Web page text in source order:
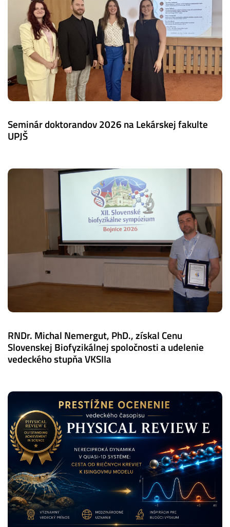
Seminár doktorandov 2026 na Lekárskej fakulte
UPJŠ
RNDr. Michal Nemergut, PhD., získal Cenu
Slovenskej Biofyzikálnej spoločnosti a udelenie
vedeckého stupňa VKSIIa